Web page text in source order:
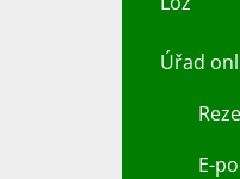
Úřad
E-